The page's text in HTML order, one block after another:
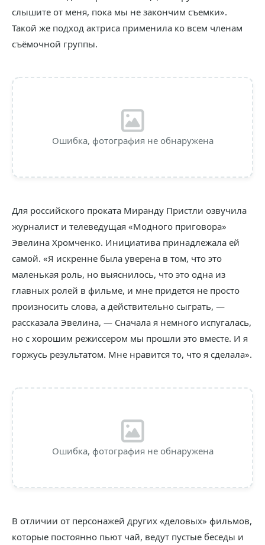
слышите от меня, пока мы не закончим съемки».
Такой же подход актриса применила ко всем членам
съёмочной группы.
Ошибка, фотография не обнаружена
Для российского проката Миранду Пристли озвучила
журналист и телеведущая «Модного приговора»
Эвелина Хромченко. Инициатива принадлежала ей
самой. «Я искренне была уверена в том, что это
маленькая роль, но выяснилось, что это одна из
главных ролей в фильме, и мне придется не просто
произносить слова, а действительно сыграть, —
рассказала Эвелина, — Сначала я немного испугалась,
но с хорошим режиссером мы прошли это вместе. И я
горжусь результатом. Мне нравится то, что я сделала».
Ошибка, фотография не обнаружена
В отличии от персонажей других «деловых» фильмов,
которые постоянно пьют чай, ведут пустые беседы и